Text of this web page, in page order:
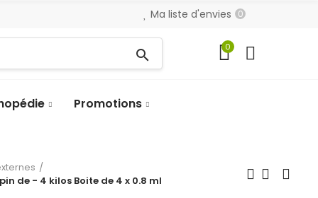
Ma liste d'envies 0
search 0
Promotions
de - 4 kilos Boite de 4 x 0.8 ml